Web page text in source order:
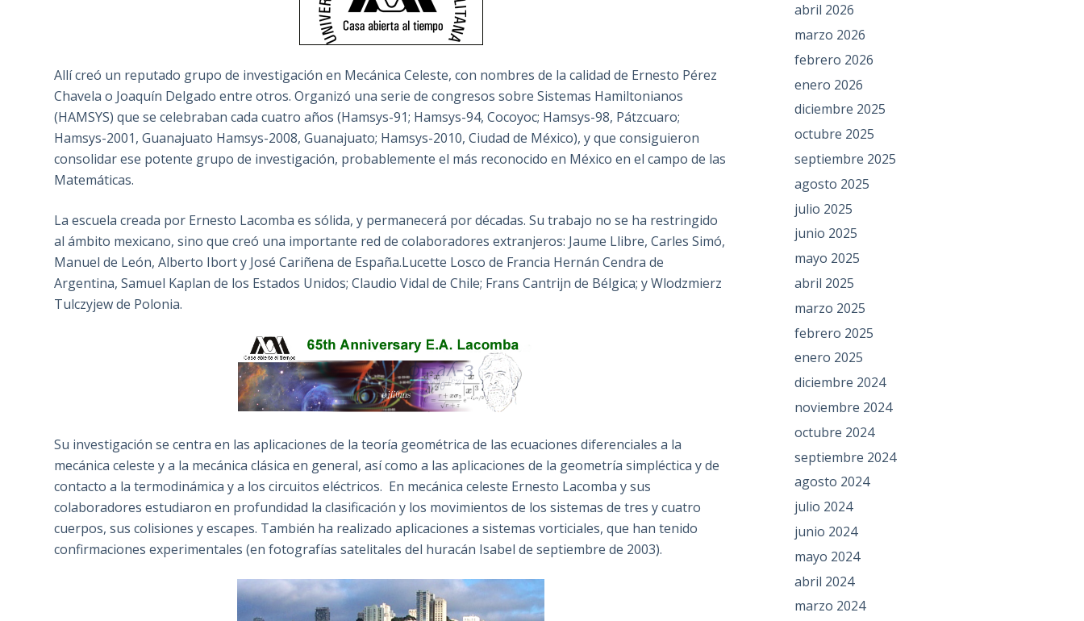
Allí creó un reputado grupo de investigación en Mecánica Celeste, con nombres de la calidad de Ernesto Pérez
Chavela o Joaquín Delgado entre otros. Organizó una serie de congresos sobre Sistemas Hamiltonianos
(HAMSYS) que se celebraban cada cuatro años (Hamsys-91; Hamsys-94, Cocoyoc; Hamsys-98, Pátzcuaro;
Hamsys-2001, Guanajuato Hamsys-2008, Guanajuato; Hamsys-2010, Ciudad de México), y que consiguieron
consolidar ese potente grupo de investigación, probablemente el más reconocido en México en el campo de las
Matemáticas.
La escuela creada por Ernesto Lacomba es sólida, y permanecerá por décadas. Su trabajo no se ha restringido
al ámbito mexicano, sino que creó una importante red de colaboradores extranjeros: Jaume Llibre, Carles Simó,
Manuel de León, Alberto Ibort y José Cariñena de España.Lucette Losco de Francia Hernán Cendra de
Argentina, Samuel Kaplan de los Estados Unidos; Claudio Vidal de Chile; Frans Cantrijn de Bélgica; y Wlodzmierz
Tulczyjew de Polonia.
Su investigación se centra en las aplicaciones de la teoría geométrica de las ecuaciones diferenciales a la
mecánica celeste y a la mecánica clásica en general, así como a las aplicaciones de la geometría simpléctica y de
contacto a la termodinámica y a los circuitos eléctricos. En mecánica celeste Ernesto Lacomba y sus
colaboradores estudiaron en profundidad la clasificación y los movimientos de los sistemas de tres y cuatro
cuerpos, sus colisiones y escapes. También ha realizado aplicaciones a sistemas vorticiales, que han tenido
confirmaciones experimentales (en fotografías satelitales del huracán Isabel de septiembre de 2003).
abril 2026
marzo 2026
febrero 2026
enero 2026
diciembre 2025
octubre 2025
septiembre 2025
agosto 2025
julio 2025
junio 2025
mayo 2025
abril 2025
marzo 2025
febrero 2025
enero 2025
diciembre 2024
noviembre 2024
octubre 2024
septiembre 2024
agosto 2024
julio 2024
junio 2024
mayo 2024
abril 2024
marzo 2024